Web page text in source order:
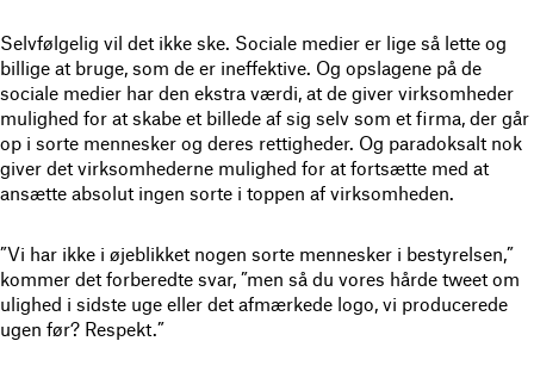
Selvfølgelig vil det ikke ske. Sociale medier er lige så lette og
billige at bruge, som de er ineffektive. Og opslagene på de
sociale medier har den ekstra værdi, at de giver virksomheder
mulighed for at skabe et billede af sig selv som et firma, der går
op i sorte mennesker og deres rettigheder. Og paradoksalt nok
giver det virksomhederne mulighed for at fortsætte med at
ansætte absolut ingen sorte i toppen af ​​virksomheden.
”Vi har ikke i øjeblikket nogen sorte mennesker i bestyrelsen,”
kommer det forberedte svar, ”men så du vores hårde tweet om
ulighed i sidste uge eller det afmærkede logo, vi producerede
ugen før? Respekt.”